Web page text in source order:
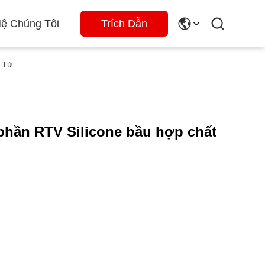
Chúng Tôi Trích Dẫn
Tử
RTV Silicone bầu hợp chất